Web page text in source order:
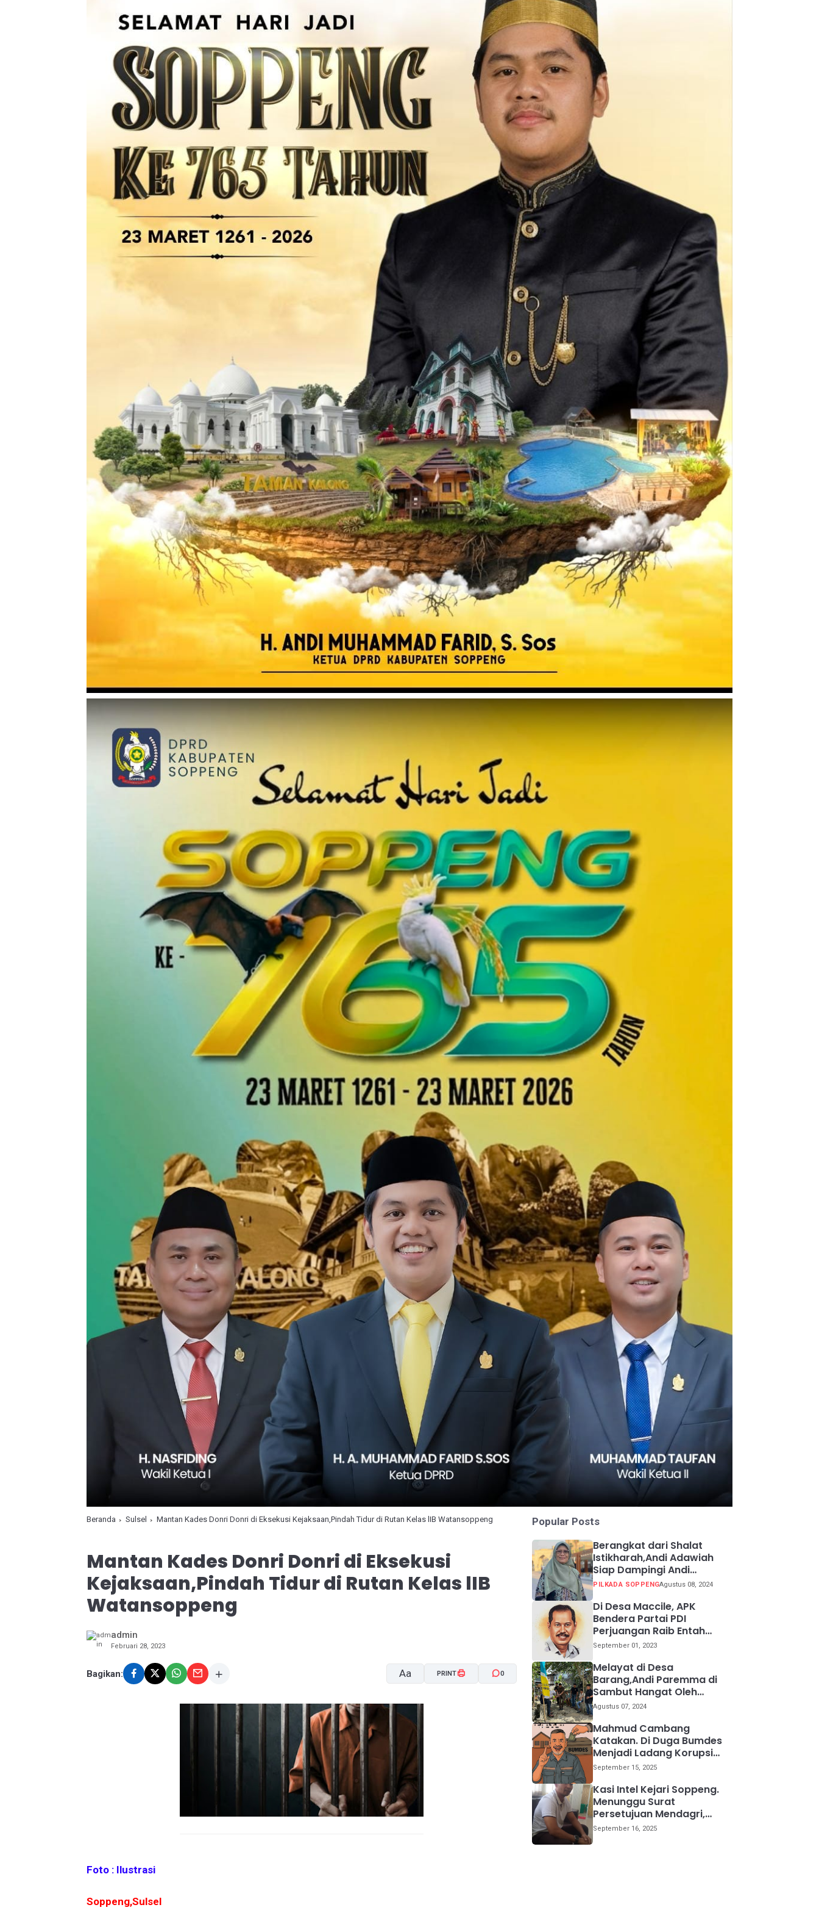
Beranda Sulsel Mantan Kades Donri Donri di Eksekusi Kejaksaan,Pindah Tidur di Rutan Kelas lIB Watansoppeng
Mantan Kades Donri Donri di Eksekusi
Kejaksaan,Pindah Tidur di Rutan Kelas lIB
Watansoppeng
admin
Februari 28, 2023
Bagikan: Aa PRINT 0
Foto : Ilustrasi
Soppeng,Sulsel
Popular Posts
Berangkat dari Shalat
Istikharah,Andi Adawiah
Siap Dampingi Andi
Mapparemma
PILKADA SOPPENGAgustus 08, 2024
Di Desa Maccile, APK
Bendera Partai PDI
Perjuangan Raib Entah
kemana
September 01, 2023
Melayat di Desa
Barang,Andi Paremma di
Sambut Hangat Oleh
Warga
Agustus 07, 2024
Mahmud Cambang
Katakan. Di Duga Bumdes
Menjadi Ladang Korupsi
Bagi Para Kepala Desa
September 15, 2025
Kasi Intel Kejari Soppeng.
Menunggu Surat
Persetujuan Mendagri,
Kami Akan Periksa Mantan
September 16, 2025